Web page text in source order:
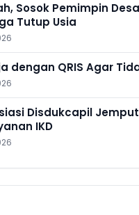
Sosok Pemimpin
Tutup Usia
dengan QRIS Agar
Disdukcapil
IKD